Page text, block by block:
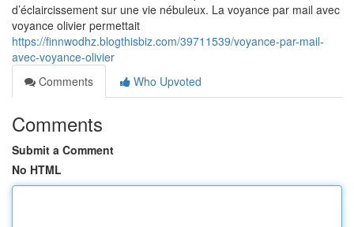
d’éclaircissement sur une vie nébuleux. La voyance par mail avec
voyance olivier permettait
https://finnwodhz.blogthisbiz.com/39711539/voyance-par-mail-
avec-voyance-olivier
Comments
Who Upvoted
Comments
Submit a Comment
No HTML